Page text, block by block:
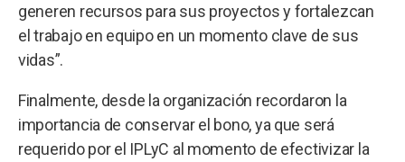
generen recursos para sus proyectos y fortalezcan
el trabajo en equipo en un momento clave de sus
vidas”.
Finalmente, desde la organización recordaron la
importancia de conservar el bono, ya que será
requerido por el IPLyC al momento de efectivizar la